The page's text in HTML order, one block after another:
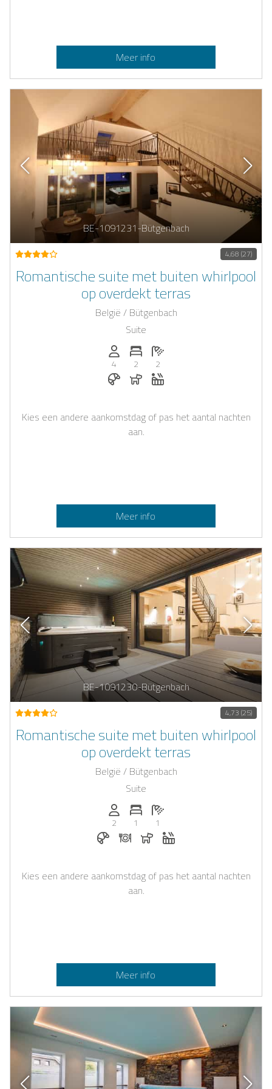
Meer info
BE-1091231-Bütgenbach
4,68 (27)
Romantische suite met buiten whirlpool
op overdekt terras
België / Bütgenbach
Suite
Personen (max.): 4
4
Aantal slaapkamers: 2
2
Aantal badkamers: 2
2
Ontbijt te boeken bij Casapilot
Honden toegestaan
Kies een andere aankomstdag of pas het aantal nachten
aan.
Meer info
BE-1091230-Bütgenbach
4,73 (25)
Romantische suite met buiten whirlpool
op overdekt terras
België / Bütgenbach
Suite
Personen (max.): 2
2
Aantal slaapkamers: 1
1
Aantal badkamers: 1
1
Ontbijt te boeken bij Casapilot
Diner op aanvraag
Honden toegestaan
Kies een andere aankomstdag of pas het aantal nachten
aan.
Meer info